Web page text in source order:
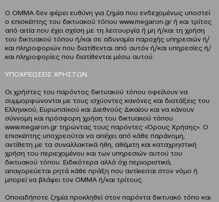
Ο OMMA δεν φέρει ευθύνη για ζημία που ενδεχομένως υποστεί
ο επισκέπτης του δικτυακού τόπου www.megaron.gr ή και τρίτος
από αιτία που έχει σχέση με τη λειτουργία ή μη ή/και τη χρήση
του δικτυακού τόπου ή/και σε αδυναμία παροχής υπηρεσιών ή/
και πληροφοριών που διατίθενται από αυτόν ή/και υπηρεσίες ή/
και πληροφορίες που διατίθενται μέσω αυτού.
ΥΠΟΧΡΕΩΣΕΙΣ ΧΡΗΣΤΩΝ
Οι χρήστες του παρόντος δικτυακού τόπου οφείλουν να
συμμορφώνονται με τους ισχύοντες κανόνες και διατάξεις του
Ελληνικού, Ευρωπαϊκού και Διεθνούς Δικαίου και να κάνουν
σύννομη και πρόσφορη χρήση του δικτυακού τόπου
www.megaron.gr τηρώντας τους παρόντες «Όρους Χρήσης». Ο
επισκέπτης υποχρεούται να απέχει από κάθε παράνομη,
αντίθετη με τα συναλλακτικά ήθη, αθέμιτη και καταχρηστική
χρήση του περιεχομένου και των υπηρεσιών αυτού του
δικτυακού τόπου. Ειδικότερα αλλά όχι περιοριστικά,
απαγορεύεται ρητά κάθε πράξη που αντίκειται στον νόμο ή
μπορεί να βλάψει τον OMMA ή/και τρίτους.
Οποιαδήποτε ζημία προκληθεί στον παρόντα δικτυακό τόπο και